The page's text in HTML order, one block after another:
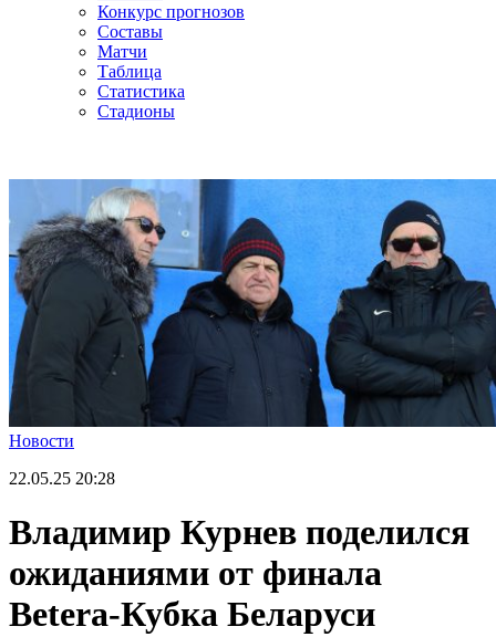
Конкурс прогнозов
Составы
Матчи
Таблица
Статистика
Стадионы
Новости
22.05.25 20:28
Владимир Курнев поделился
ожиданиями от финала
Betera-Кубка Беларуси